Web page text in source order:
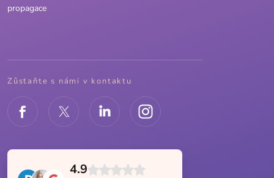
propagace
Zůstaňte s námi v kontaktu
4.9